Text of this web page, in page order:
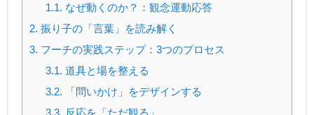
1.1. なぜ動くのか？：観念運動応答
2. 振り子の「言葉」を読み解く
3. フーチの実践ステップ：3つのプロセス
3.1. 道具と場を整える
3.2. 「問いかけ」をデザインする